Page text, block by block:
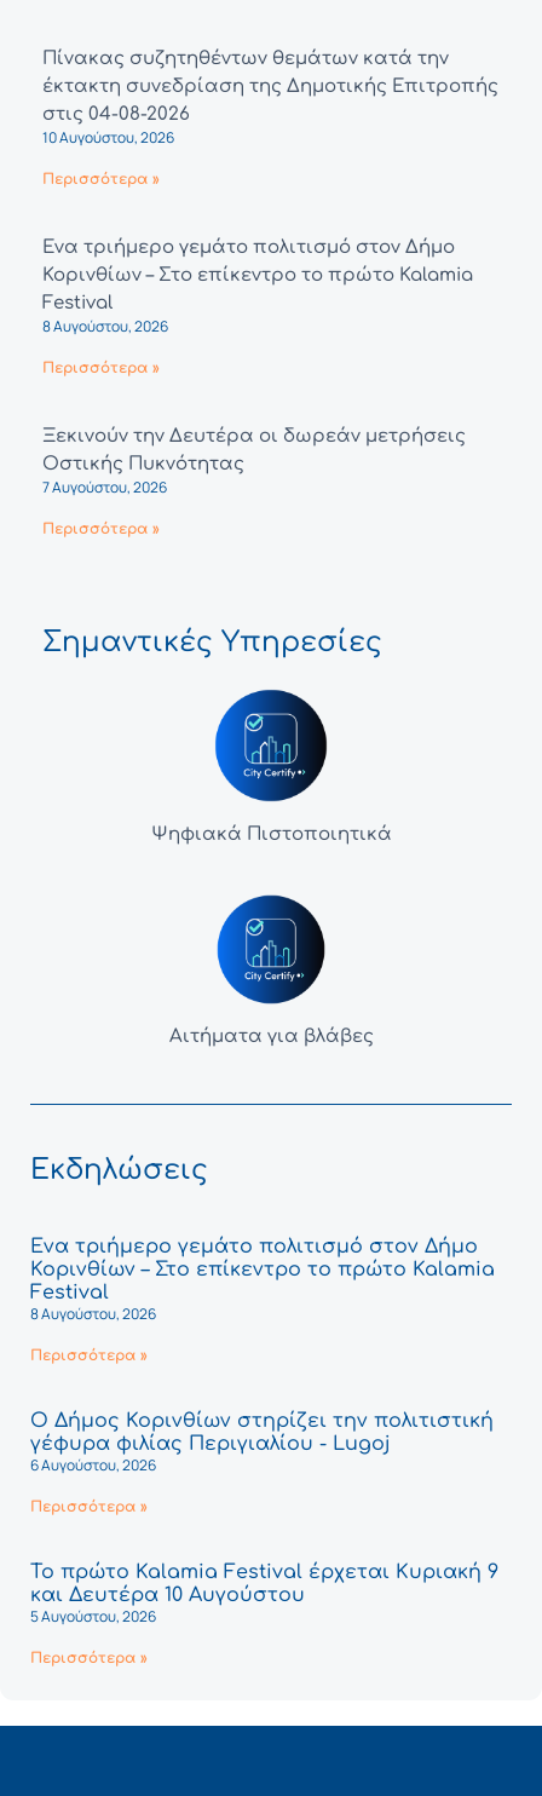
Πίνακας συζητηθέντων θεμάτων κατά την
έκτακτη συνεδρίαση της Δημοτικής Επιτροπής
στις 04-08-2026
10 Αυγούστου, 2026
Περισσότερα »
Ένα τριήμερο γεμάτο πολιτισμό στον Δήμο
Κορινθίων – Στο επίκεντρο το πρώτο Kalamia
Festival
8 Αυγούστου, 2026
Περισσότερα »
Ξεκινούν την Δευτέρα οι δωρεάν μετρήσεις
Οστικής Πυκνότητας
7 Αυγούστου, 2026
Περισσότερα »
Σημαντικές Υπηρεσίες
Ψηφιακά Πιστοποιητικά
Αιτήματα για βλάβες
Εκδηλώσεις
Ένα τριήμερο γεμάτο πολιτισμό στον Δήμο
Κορινθίων – Στο επίκεντρο το πρώτο Kalamia
Festival
8 Αυγούστου, 2026
Περισσότερα »
Ο Δήμος Κορινθίων στηρίζει την πολιτιστική
γέφυρα φιλίας Περιγιαλίου - Lugoj
6 Αυγούστου, 2026
Περισσότερα »
Το πρώτο Kalamia Festival έρχεται Κυριακή 9
και Δευτέρα 10 Αυγούστου
5 Αυγούστου, 2026
Περισσότερα »